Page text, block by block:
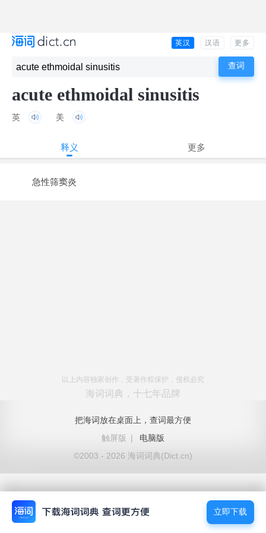
英汉 汉语 更多
acute ethmoidal sinusitis
英 美
释义 更多
急性筛窦炎
以上内容独家创作，受著作权保护，侵权必究
海词词典，十七年品牌
把海词放在桌面上，查词最方便
触屏版
|
电脑版
©2003 - 2026 海词词典(Dict.cn)
立即下载
立即下载